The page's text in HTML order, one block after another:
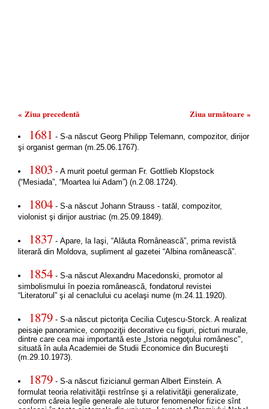
« Ziua precedentă Ziua următoare »
1681 - S-a născut Georg Philipp Telemann, compozitor, dirijor
şi organist german (m.25.06.1767).
1803 - A murit poetul german Fr. Gottlieb Klopstock
(“Mesiada”, “Moartea lui Adam”) (n.2.08.1724).
1804- S-a născut Johann Strauss - tatăl, compozitor,
violonist şi dirijor austriac (m.25.09.1849).
1837 - Apare, la Iaşi, “Alăuta Românească”, prima revistă
literară din Moldova, supliment al gazetei “Albina românească”.
1854- S-a născut Alexandru Macedonski, promotor al
simbolismului în poezia românească, fondatorul revistei
“Literatorul” şi al cenaclului cu acelaşi nume (m.24.11.1920).
1879- S-a născut pictoriţa Cecilia Cuţescu-Storck. A realizat
peisaje panoramice, compoziţii decorative cu figuri, picturi murale,
dintre care cea mai importantă este „Istoria negoţului românesc",
situată în aula Academiei de Studii Economice din Bucureşti
(m.29.10.1973).
1879- S-a născut fizicianul german Albert Einstein. A
formulat teoria relativităţii restrînse şi a relativităţii generalizate,
conform căreia legile generale ale tuturor fenomenelor fizice sînt